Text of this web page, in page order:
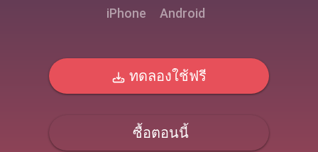
iPhone Android
ทดลองใช้ฟรี
ซื้อตอนนี้